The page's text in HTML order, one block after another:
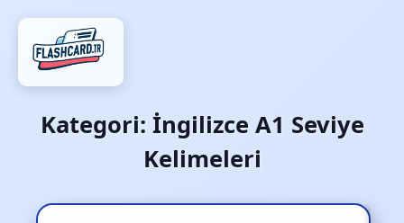
Kategori: İngilizce A1 Seviye
Kelimeleri